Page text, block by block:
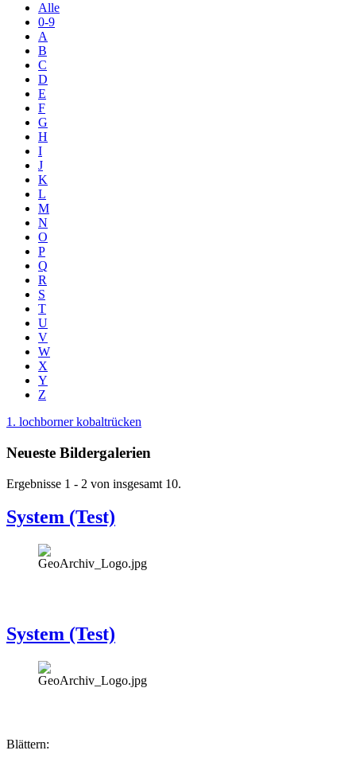
Alle
0-9
A
B
C
D
E
F
G
H
I
J
K
L
M
N
O
P
Q
R
S
T
U
V
W
X
Y
Z
1. lochborner kobaltrücken
Neueste Bildergalerien
Ergebnisse 1 - 2 von insgesamt 10.
System (Test)
System (Test)
Blättern: